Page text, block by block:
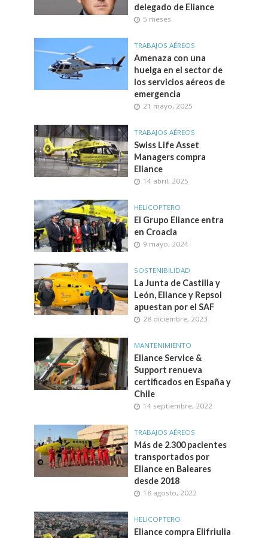
delegado de Eliance
5 meses
TRABAJOS AÉREOS
Amenaza con una
huelga en el sector de
los servicios aéreos de
emergencia
21 mayo, 2025
TRABAJOS AÉREOS
Swiss Life Asset
Managers compra
Eliance
14 abril, 2025
HELICOPTERO
El Grupo Eliance entra
en Croacia
9 mayo, 2024
SOSTENIBILIDAD
La Junta de Castilla y
León, Eliance y Repsol
apuestan por el SAF
28 diciembre, 2023
MANTENIMIENTO
Eliance Service &
Support renueva
certificados en España y
Chile
14 septiembre, 2022
TRABAJOS AÉREOS
Más de 2.300 pacientes
transportados por
Eliance en Baleares
desde 2018
18 agosto, 2022
HELICOPTERO
Eliance compra Elifriulia